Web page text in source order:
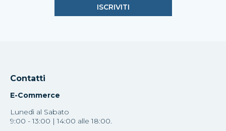
Contatti
E-Commerce
Lunedì al Sabato
9:00 - 13:00 | 14:00 alle 18:00.